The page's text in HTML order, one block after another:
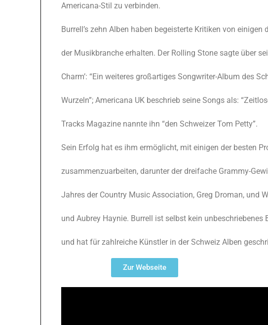
Americana-Stil zu verbinden.
Burrell’s zehn Alben haben begeisterte Kritiken von
der Musikbranche erhalten. Der Rolling Stone sagte über
Charm’: “Ein weiteres großartiges Songwriter-Album des
Wurzeln”; Americana UK beschrieb seine Songs als:
Tracks Magazine nannte ihn “den Schweizer Tom Petty”.
Sein Erfolg hat es ihm ermöglicht, mit einigen der besten
zusammenzuarbeiten, darunter der dreifache Grammy-
Jahres der Country Music Association, Greg Droman, und
und Aubrey Haynie. Burrell ist selbst kein
und hat für zahlreiche Künstler in der Schweiz Alben
Zur Webseite